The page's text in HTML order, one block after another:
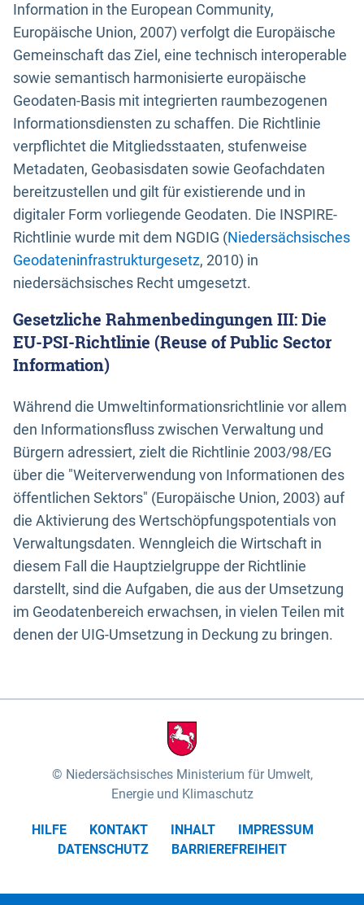
Information in the European Community,
Europäische Union, 2007) verfolgt die Europäische
Gemeinschaft das Ziel, eine technisch interoperable
sowie semantisch harmonisierte europäische
Geodaten-Basis mit integrierten raumbezogenen
Informationsdiensten zu schaffen. Die Richtlinie
verpflichtet die Mitgliedsstaaten, stufenweise
Metadaten, Geobasisdaten sowie Geofachdaten
bereitzustellen und gilt für existierende und in
digitaler Form vorliegende Geodaten. Die INSPIRE-
Richtlinie wurde mit dem NGDIG (Niedersächsisches
Geodateninfrastrukturgesetz, 2010) in
niedersächsisches Recht umgesetzt.
Gesetzliche Rahmenbedingungen III: Die
EU-PSI-Richtlinie (Reuse of Public Sector
Information)
Während die Umweltinformationsrichtlinie vor allem
den Informationsfluss zwischen Verwaltung und
Bürgern adressiert, zielt die Richtlinie 2003/98/EG
über die "Weiterverwendung von Informationen des
öffentlichen Sektors" (Europäische Union, 2003) auf
die Aktivierung des Wertschöpfungspotentials von
Verwaltungsdaten. Wenngleich die Wirtschaft in
diesem Fall die Hauptzielgruppe der Richtlinie
darstellt, sind die Aufgaben, die aus der Umsetzung
im Geodatenbereich erwachsen, in vielen Teilen mit
denen der UIG-Umsetzung in Deckung zu bringen.
Niedersächsisches Ministerium für Umwelt,
Energie und Klimaschutz
HILFE KONTAKT INHALT
IMPRESSUM
DATENSCHUTZ
BARRIEREFREIHEIT